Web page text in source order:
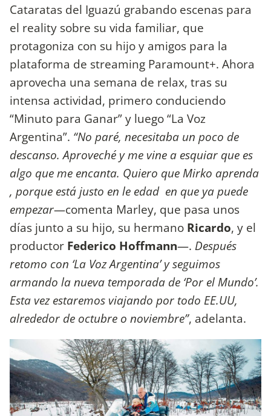
Cataratas del Iguazú grabando escenas para
el reality sobre su vida familiar, que
protagoniza con su hijo y amigos para la
plataforma de streaming Paramount+. Ahora
aprovecha una semana de relax, tras su
intensa actividad, primero conduciendo
“Minuto para Ganar” y luego “La Voz
Argentina”. “No paré, necesitaba un poco de
descanso. Aproveché y me vine a esquiar que es
algo que me encanta. Quiero que Mirko aprenda
, porque está justo en le edad en que ya puede
empezar—comenta Marley, que pasa unos
días junto a su hijo, su hermano Ricardo, y el
productor Federico Hoffmann—. Después
retomo con ‘La Voz Argentina’ y seguimos
armando la nueva temporada de ‘Por el Mundo’.
Esta vez estaremos viajando por todo EE.UU,
alrededor de octubre o noviembre”, adelanta.